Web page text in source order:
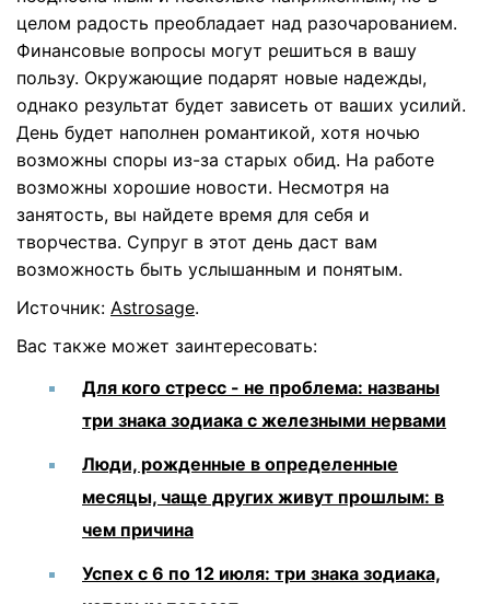
целом радость преобладает над разочарованием.
Финансовые вопросы могут решиться в вашу
пользу. Окружающие подарят новые надежды,
однако результат будет зависеть от ваших усилий.
День будет наполнен романтикой, хотя ночью
возможны споры из-за старых обид. На работе
возможны хорошие новости. Несмотря на
занятость, вы найдете время для себя и
творчества. Супруг в этот день даст вам
возможность быть услышанным и понятым.
Источник: Astrosage.
Вас также может заинтересовать:
Для кого стресс - не проблема: названы
три знака зодиака с железными нервами
Люди, рожденные в определенные
месяцы, чаще других живут прошлым: в
чем причина
Успех с 6 по 12 июля: три знака зодиака,